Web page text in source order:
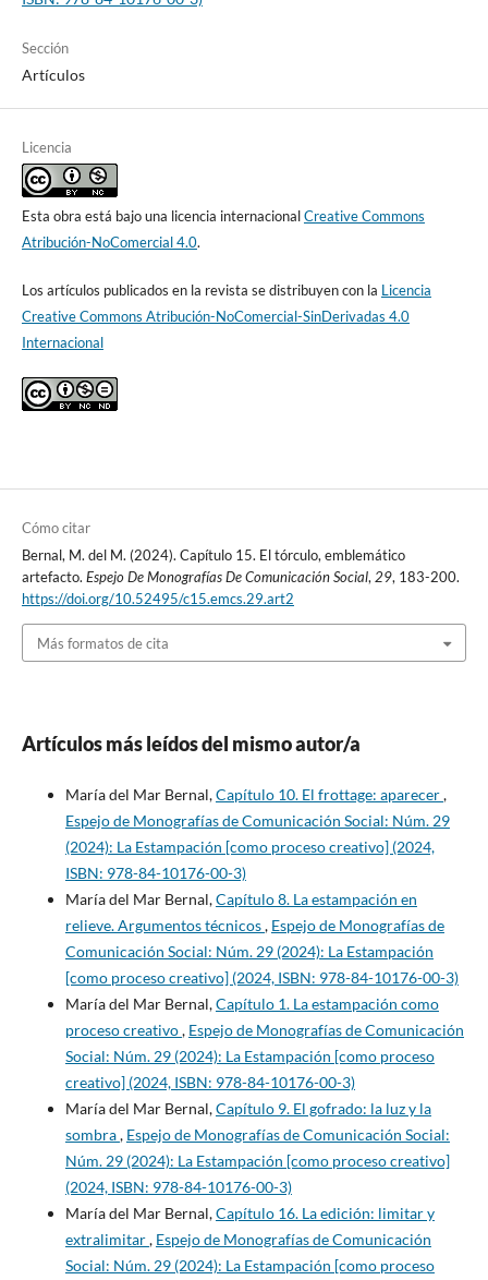
Sección
Artículos
Licencia
Esta obra está bajo una licencia internacionalCreative Commons
Atribución-NoComercial 4.0.
Los artículos publicados en la revista se distribuyen con la Licencia
Creative Commons Atribución-NoComercial-SinDerivadas 4.0
Internacional
Cómo citar
Bernal, M. del M. (2024). Capítulo 15. El tórculo, emblemático
artefacto. Espejo De Monografías De Comunicación Social,29, 183-200.
https://doi.org/10.52495/c15.emcs.29.art2
Más formatos de cita
Artículos más leídos del mismo autor/a
María del Mar Bernal,Capítulo 10. El frottage: aparecer,
Espejo de Monografías de Comunicación Social: Núm. 29
(2024): La Estampación [como proceso creativo] (2024,
ISBN: 978-84-10176-00-3)
María del Mar Bernal,Capítulo 8. La estampación en
relieve. Argumentos técnicos, Espejo de Monografías de
Comunicación Social: Núm. 29 (2024): La Estampación
[como proceso creativo] (2024, ISBN: 978-84-10176-00-3)
María del Mar Bernal,Capítulo 1. La estampación como
proceso creativo, Espejo de Monografías de Comunicación
Social: Núm. 29 (2024): La Estampación [como proceso
creativo] (2024, ISBN: 978-84-10176-00-3)
María del Mar Bernal,Capítulo 9. El gofrado: la luz y la
sombra, Espejo de Monografías de Comunicación Social:
Núm. 29 (2024): La Estampación [como proceso creativo]
(2024, ISBN: 978-84-10176-00-3)
María del Mar Bernal,Capítulo 16. La edición: limitar y
extralimitar, Espejo de Monografías de Comunicación
Social: Núm. 29 (2024): La Estampación [como proceso